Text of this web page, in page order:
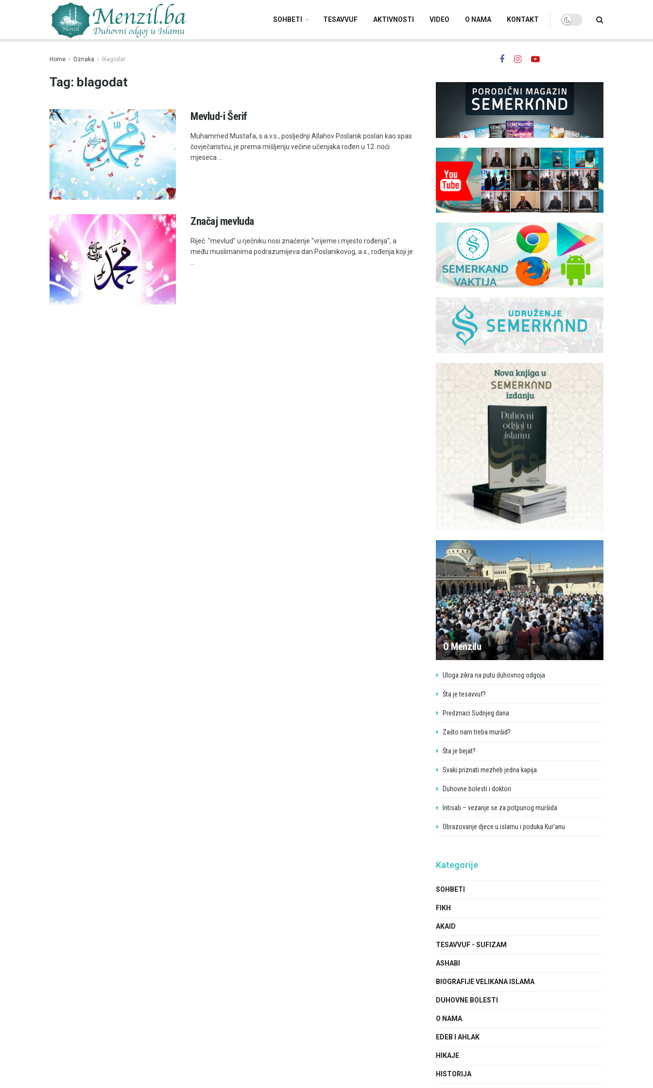
SOHBETI TESAVVUF AKTIVNOSTI VIDEO O NAMA KONTAKT
Home Oznaka blagodat
Tag: blagodat
Mevlud-i Šerif
Muhammed Mustafa, s.a.v.s., posljednji Allahov Poslanik poslan kao spas
čovječanstvu, je prema mišljenju večine učenjaka rođen u 12. noći
mjeseca ...
Značaj mevluda
Riječ "mevlud" u rječniku nosi značenje "vrijeme i mjesto rođenja", a
među muslimanima podrazumijeva dan Poslanikovog, a.s., rođenja koji je
O Menzilu
Uloga zikra na putu duhovnog odgoja
Šta je tesavvuf?
Predznaci Sudnjeg dana
Zašto nam treba muršid?
Šta je bejat?
Svaki priznati mezheb jedna kapija
Duhovne bolesti i doktori
Intisab – vezanje se za potpunog muršida
Obrazovanje djece u islamu i poduka Kur’anu
Kategorije
SOHBETI
FIKH
AKAID
TESAVVUF - SUFIZAM
ASHABI
BIOGRAFIJE VELIKANA ISLAMA
DUHOVNE BOLESTI
O NAMA
EDEB I AHLAK
HIKAJE
HISTORIJA